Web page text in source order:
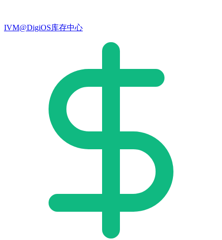
IVM@DigiOS库存中心